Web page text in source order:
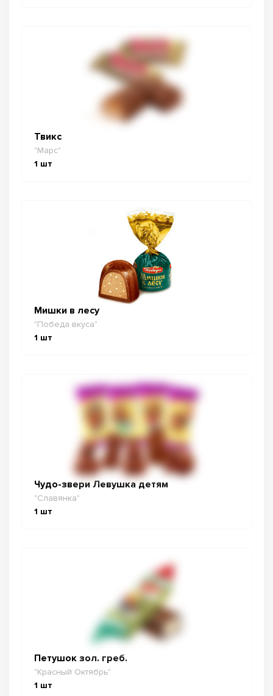
Твикс
"Марс"
1 шт
Мишки в лесу
"Победа вкуса"
1 шт
Чудо-звери Левушка детям
"Славянка"
1 шт
Петушок зол. греб.
"Красный Октябрь"
1 шт